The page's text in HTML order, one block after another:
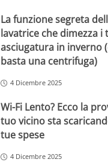
La funzione segreta
lavatrice che dimezza i
asciugatura in inverno
basta una centrifuga)
4 Dicembre 2025
Wi-Fi Lento? Ecco la
tuo vicino sta
tue spese
4 Dicembre 2025